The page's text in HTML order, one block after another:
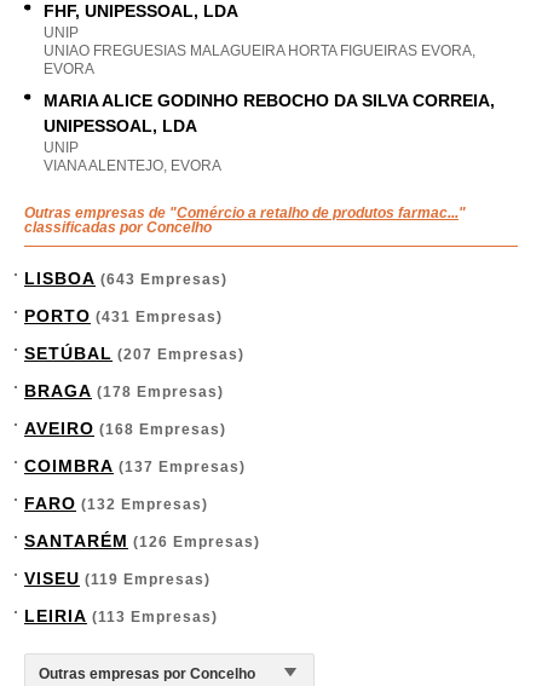
FHF, UNIPESSOAL, LDA
UNIP
UNIAO FREGUESIAS MALAGUEIRA HORTA FIGUEIRAS EVORA,
EVORA
MARIA ALICE GODINHO REBOCHO DA SILVA CORREIA,
UNIPESSOAL, LDA
UNIP
VIANA ALENTEJO, EVORA
Outras empresas de "Comércio a retalho de produtos farmac..."
classificadas por Concelho
LISBOA (643 Empresas)
PORTO (431 Empresas)
SETÚBAL (207 Empresas)
BRAGA (178 Empresas)
AVEIRO (168 Empresas)
COIMBRA (137 Empresas)
FARO (132 Empresas)
SANTARÉM (126 Empresas)
VISEU (119 Empresas)
LEIRIA (113 Empresas)